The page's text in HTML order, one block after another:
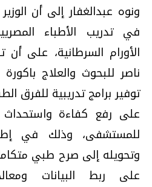
ونوه عبدالغفار إلى أن
في تدريب الأطباء
الأورام السرطانية، على
ناصر للبحوث والعلاج
توفير برامج تدريبية للفرق
على رفع كفاءة واستحداث
للمستشفى، وذلك في
وتحويله إلى صرح طبي
على ربط البيانات